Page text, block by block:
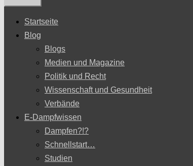
Startseite
Blog
Blogs
Medien und Magazine
Politik und Recht
Wissenschaft und Gesundheit
Verbände
E-Dampfwissen
Dampfen?!?
Schnellstart…
Studien